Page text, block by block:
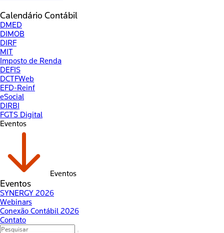
Calendário Contábil
DMED
DIMOB
DIRF
MIT
Imposto de Renda
DEFIS
DCTFWeb
EFD-Reinf
eSocial
DIRBI
FGTS Digital
Eventos
Eventos
Eventos
SYNERGY 2026
Webinars
Conexão Contábil 2026
Contato